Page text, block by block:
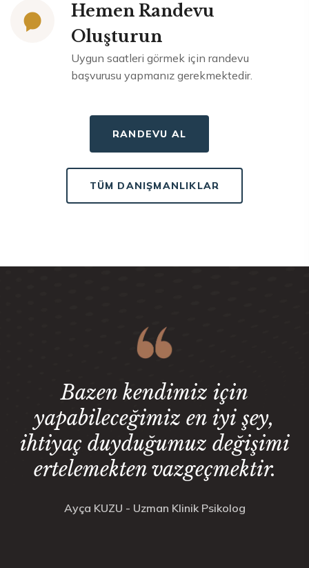
Hemen Randevu
Oluşturun
Uygun saatleri görmek için randevu
başvurusu yapmanız gerekmektedir.
RANDEVU AL
TÜM DANIŞMANLIKLAR
Bazen kendimiz için
yapabileceğimiz en iyi şey,
ihtiyaç duyduğumuz değişimi
ertelemekten vazgeçmektir.
Ayça KUZU - Uzman Klinik Psikolog